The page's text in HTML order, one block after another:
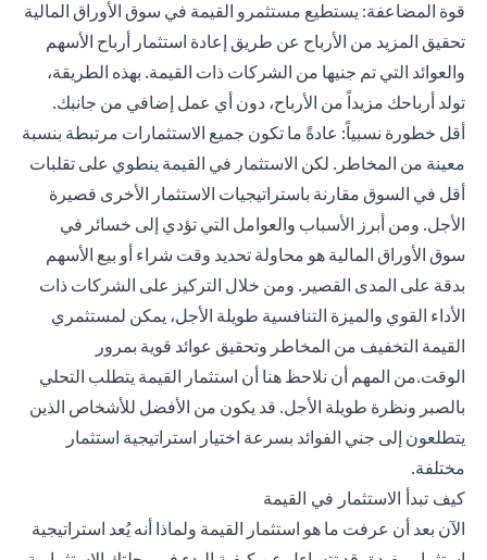
قوة المضاعفة: يستطيع مستثمرو القيمة في سوق الأوراق المالية
تحقيق المزيد من الأرباح عن طريق إعادة استثمار أرباح الأسهم
والعوائد التي تم جنيها من الشركات ذات القيمة. بهذه الطريقة،
تولد أرباحك مزيداً من الأرباح، دون أي عمل إضافي من جانبك.
أقل خطورة نسبياً: عادةً ما تكون جميع الاستثمارات مرتبطة بنسبة
معينة من المخاطر. لكن الاستثمار في القيمة ينطوي على تقلبات
أقل في السوق مقارنة باستراتيجيات الاستثمار الأخرى قصيرة
الأجل. ومن أبرز الأسباب والعوامل التي تؤدي إلى خسائر في
سوق الأوراق المالية هو محاولة تحديد وقت شراء أو بيع الأسهم
بدقة على المدى القصير. ومن خلال التركيز على الشركات ذات
الأداء القوي والميزة التنافسية طويلة الأجل، يمكن لمستثمري
القيمة التخفيف من المخاطر وتحقيق عوائد قوية بمرور
الوقت.من المهم أن نلاحظ هنا أن استثمار القيمة يتطلب التحلي
بالصبر ونظرة طويلة الأجل. قد يكون من الأفضل للأشخاص الذين
يتطلعون إلى جني الفوائد بسرعة اختيار استراتيجية استثمار
مختلفة.
كيف تبدأ الاستثمار في القيمة
الآن بعد أن عرفت ما هو استثمار القيمة ولماذا أنه يُعد استراتيجية